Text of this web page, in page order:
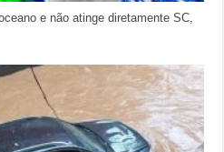
e não atinge diretamente SC,